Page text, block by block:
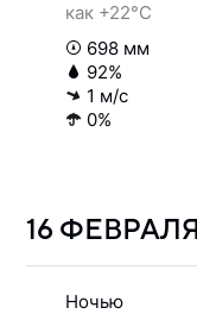
как +22°C
698 мм
92%
1 м/с
0%
16 ФЕВРАЛЯ
Ночью